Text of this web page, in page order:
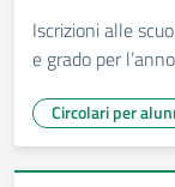
Iscrizioni alle
e grado per
Circolari per